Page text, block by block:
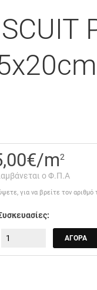
m2
ο Φ.Π.Α
για να βρείτε τον αριθμό
ΑΓΟΡΆ